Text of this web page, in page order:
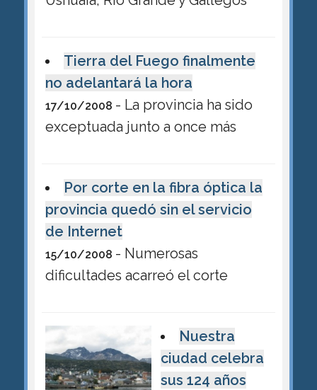
Tierra del Fuego finalmente
no adelantará la hora
17/10/2008 - La provincia ha sido
exceptuada junto a once más
Por corte en la fibra óptica la
provincia quedó sin el servicio
de Internet
15/10/2008 - Numerosas
dificultades acarreó el corte
Nuestra
ciudad celebra
sus 124 años